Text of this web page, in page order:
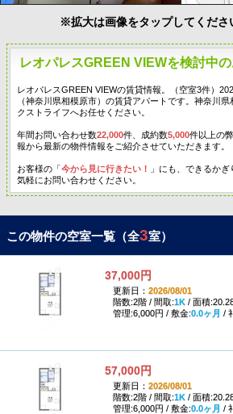
※拡大は画像をタップしてくださ
レオパレスGREEN VIEWを検討中
レオパレスGREEN VIEWの賃貸情報。（空室3件）
（神奈川県相模原市）の賃貸アパートです。神奈川
クストライフへお任せください。
年間お問い合わせ数22,000件、成約数5,000件以上の
報から最新の物件情報をご紹介させていただきます。
お客様の「今から見に行きたい！
」にも、できるか
気軽にお問い合わせください。
この物件の空室一覧（全3室）
37,000円
更新日： 2026/08/01
階数:2階 / 間取:1K/ 面積
管理:6,000円 / 敷金:0.0ヶ月 /
57,000円
更新日： 2026/08/01
階数:2階 / 間取:1K/ 面積
管理:6,000円 / 敷金:0.0ヶ月 /